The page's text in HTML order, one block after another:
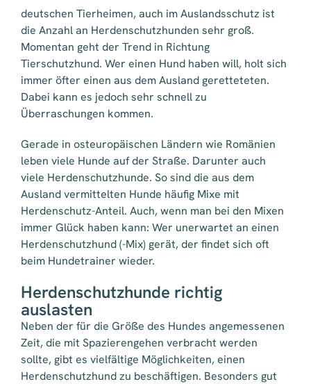
deutschen Tierheimen, auch im Auslandsschutz ist
die Anzahl an Herdenschutzhunden sehr groß.
Momentan geht der Trend in Richtung
Tierschutzhund. Wer einen Hund haben will, holt sich
immer öfter einen aus dem Ausland geretteteten.
Dabei kann es jedoch sehr schnell zu
Überraschungen kommen.
Gerade in osteuropäischen Ländern wie Romänien
leben viele Hunde auf der Straße. Darunter auch
viele Herdenschutzhunde. So sind die aus dem
Ausland vermittelten Hunde häufig Mixe mit
Herdenschutz-Anteil. Auch, wenn man bei den Mixen
immer Glück haben kann: Wer unerwartet an einen
Herdenschutzhund (-Mix) gerät, der findet sich oft
beim Hundetrainer wieder.
Herdenschutzhunde richtig
auslasten
Neben der für die Größe des Hundes angemessenen
Zeit, die mit Spazierengehen verbracht werden
sollte, gibt es vielfältige Möglichkeiten, einen
Herdenschutzhund zu beschäftigen. Besonders gut